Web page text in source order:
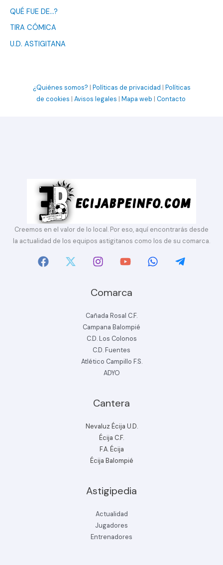
QUÉ FUE DE…?
TIRA CÓMICA
U.D. ASTIGITANA
¿Quiénes somos? | Políticas de privacidad | Políticas
de cookies | Avisos legales | Mapa web | Contacto
Creemos en el valor de lo local. Por eso, aquí encontrarás desde
la actualidad de los equipos astigitanos como los de su comarca.
Comarca
Cañada Rosal C.F.
Campana Balompié
C.D. Los Colonos
C.D. Fuentes
Atlético Campillo F.S.
ADYO
Cantera
Nevaluz Écija U.D.
Écija C.F.
F.A. Écija
Écija Balompié
Astigipedia
Actualidad
Jugadores
Entrenadores